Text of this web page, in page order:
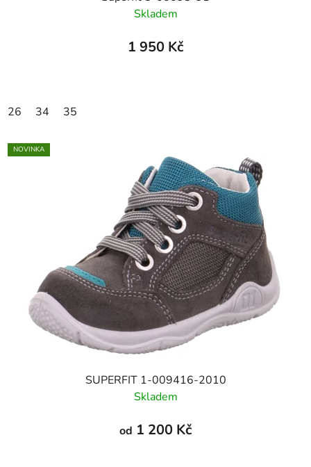
Skladem
1 950 Kč
26 34 35
NOVINKA
SUPERFIT 1-009416-2010
Skladem
od 1 200 Kč